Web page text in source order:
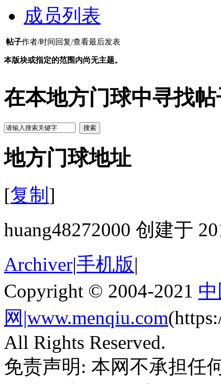
成员列表
帖子作者/时间 回复/查看最后发表
本版块或指定的范围内尚无主题。
在本地方门球中寻找帖
搜索
地方门球地址
[复制 ]
huang48272000 创建于
Archiver|手机版|
Copyright © 2004-2021
网|www.menqiu.com
All Rights Reserved.
免责声明: 本网不承担任